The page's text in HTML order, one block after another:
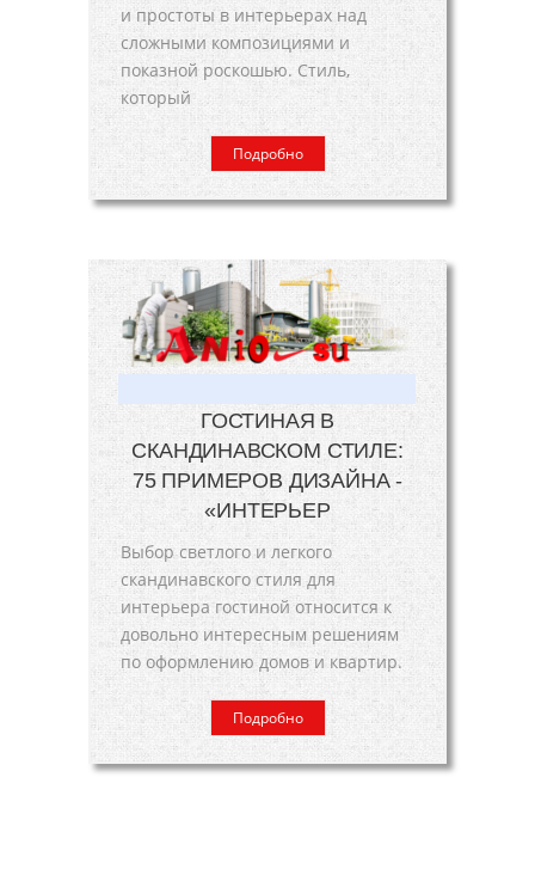
и простоты в интерьерах над
сложными композициями и
показной роскошью. Стиль,
который
Подробно
ГОСТИНАЯ В
СКАНДИНАВСКОМ СТИЛЕ:
75 ПРИМЕРОВ ДИЗАЙНА -
«ИНТЕРЬЕР
Выбор светлого и легкого
скандинавского стиля для
интерьера гостиной относится к
довольно интересным решениям
по оформлению домов и квартир.
Подробно